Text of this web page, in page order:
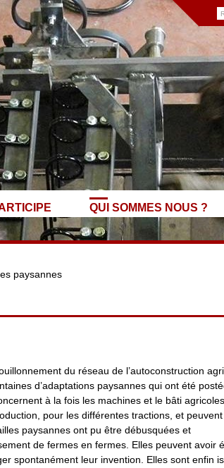
QUI SOMMES NOUS ?
paysannes
du réseau de l’autoconstruction
d’adaptations paysannes qui ont été
à la fois les machines et le bâti
pour les différentes tractions, et peuvent
paysannes ont pu être débusquées et
de fermes en fermes. Elles peuvent avoir
spontanément leur invention. Elles sont enfin